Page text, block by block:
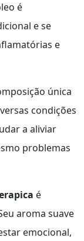
é
e se
e
única
condições
a aliviar
problemas
é
aroma suave
emocional,